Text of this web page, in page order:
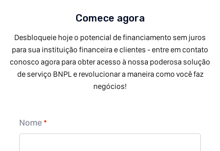
Comece agora
Desbloqueie hoje o potencial de financiamento sem juros
para sua instituição financeira e clientes - entre em contato
conosco agora para obter acesso à nossa poderosa solução
de serviço BNPL e revolucionar a maneira como você faz
negócios!
Nome